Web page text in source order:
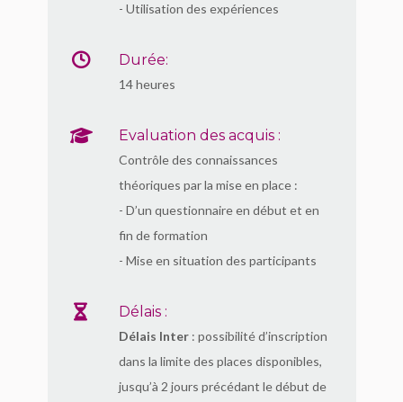
- Utilisation des expériences
Durée:
14 heures
Evaluation des acquis :
Contrôle des connaissances
théoriques par la mise en place :
- D’un questionnaire en début et en
fin de formation
- Mise en situation des participants
Délais :
Délais Inter: possibilité d’inscription
dans la limite des places disponibles,
jusqu’à 2 jours précédant le début de